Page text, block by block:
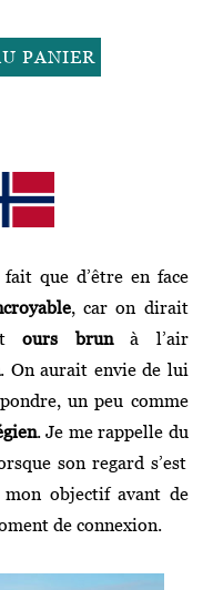
PANIER
que d’être en face
, car on dirait
ours brunà l’air
. On aurait envie de lui
un peu comme
. Je me rappelle du
son regard s’est
mon objectif avant de
de connexion.